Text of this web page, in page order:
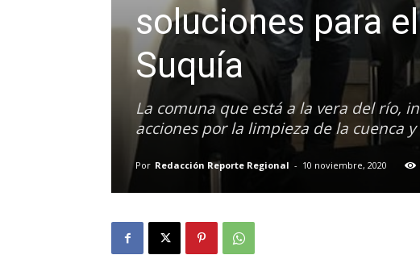
soluciones para
Suquía
La comuna que está a la vera del río,
acciones por la limpieza de la cuenca
Por Redacción Reporte Regional - 10 noviembre, 2020